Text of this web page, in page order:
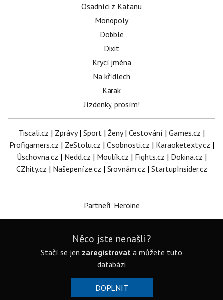
Osadníci z Katanu
Monopoly
Dobble
Dixit
Krycí jména
Na křídlech
Karak
Jízdenky, prosím!
Tiscali.cz | Zprávy| Sport | Ženy| Cestování | Games.cz |
Profigamers.cz | ZeStolu.cz | Osobnosti.cz | Karaoketexty.cz |
Úschovna.cz | Nedd.cz | Moulík.cz | Fights.cz | Dokina.cz |
CZhity.cz | Našepeníze.cz | Srovnám.cz | StartupInsider.cz
Partneři: Heroine
Něco jste nenašli?
Stačí se jen zaregistrovat a můžete tuto
databázi
DOPLNIT